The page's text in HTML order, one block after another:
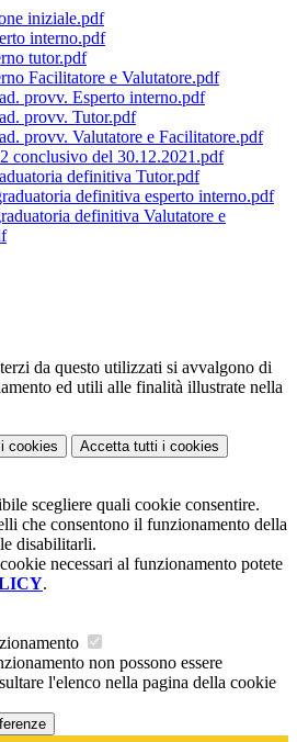
iniziale.pdf
interno.pdf
tutor.pdf
Facilitatore e Valutatore.pdf
provv. Esperto interno.pdf
provv. Tutor.pdf
provv. Valutatore e Facilitatore.pdf
conclusivo del 30.12.2021.pdf
definitiva Tutor.pdf
definitiva esperto interno.pdf
definitiva Valutatore e
da questo utilizzati si avvalgono di
ed utili alle finalità illustrate nella
i cookies Accetta tutti i cookies
scegliere quali cookie consentire.
che consentono il funzionamento della
disabilitarli.
necessari al funzionamento potete
.
non possono essere
l'elenco nella pagina della cookie